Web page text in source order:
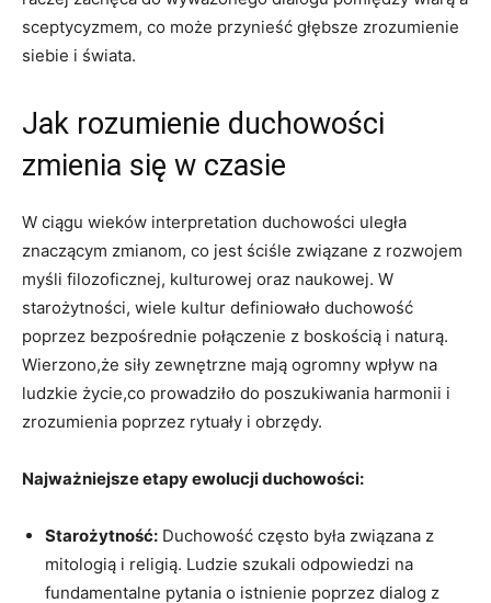
sceptycyzmem, co może przynieść głębsze ⁣zrozumienie​
siebie i⁢ świata.
Jak rozumienie duchowości
zmienia się w czasie
W ciągu wieków ​interpretation duchowości uległa⁣
znaczącym ⁢zmianom,⁣ co ‌jest ściśle związane z rozwojem
myśli filozoficznej, kulturowej oraz naukowej. W
‌starożytności, wiele ‍kultur definiowało ⁣duchowość
poprzez bezpośrednie połączenie z boskością i ⁣naturą.
Wierzono,że siły zewnętrzne mają⁣ ogromny ‍wpływ na
ludzkie życie,co prowadziło ​do poszukiwania harmonii i
zrozumienia poprzez rytuały i obrzędy.
Najważniejsze etapy ewolucji duchowości:
Starożytność: Duchowość ⁤często była związana z
mitologią‍ i‌ religią. ‍Ludzie szukali odpowiedzi na
fundamentalne pytania o istnienie poprzez ​dialog z⁣